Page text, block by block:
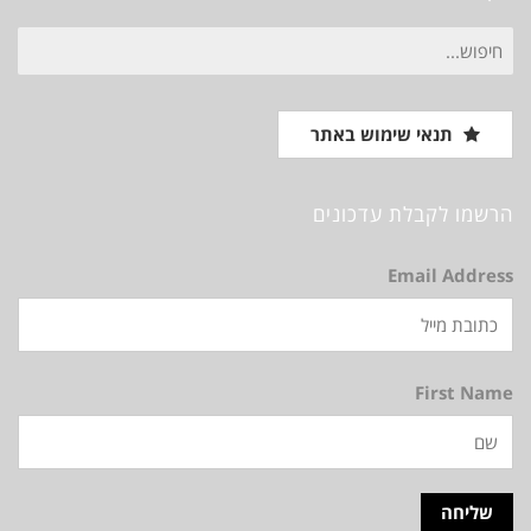
חיפוש
עבור:
תנאי שימוש באתר
הרשמו לקבלת עדכונים
Email Address
First Name